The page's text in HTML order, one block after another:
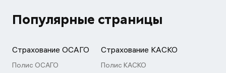
Популярные страницы
Страхование ОСАГО
Полис ОСАГО
Страхование КАСКО
Полис КАСКО